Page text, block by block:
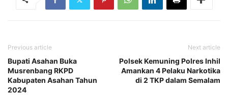
Previous article
Bupati Asahan Buka
Musrenbang RKPD
Kabupaten Asahan Tahun
2024
Next article
Polsek Kemuning Polres Inhil
Amankan 4 Pelaku Narkotika
di 2 TKP dalam Semalam